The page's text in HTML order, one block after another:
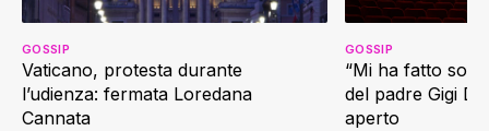
Vaticano, protesta durante
l’udienza: fermata Loredana
Cannata
GOSSIP
“Mi ha fatto
del padre Gigi
aperto
GOSSIP